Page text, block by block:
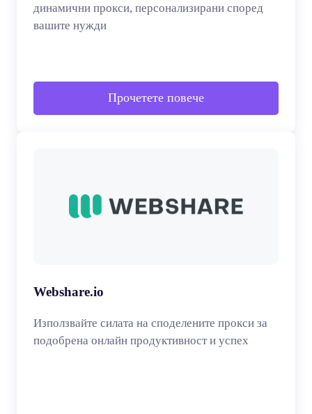
динамични прокси, персонализирани според
вашите нужди
Прочетете повече
Webshare.io
Използвайте силата на споделените прокси за
подобрена онлайн продуктивност и успех